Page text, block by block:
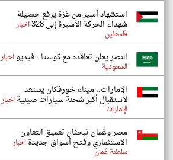
استشهاد أسير من غزة يرفع حصيلة
شهداء الحركة الأسيرة إلى 328 اخبار
فلسطين
النصر يعلن تعاقده مع كوستا.. فيديواخبار
السعودية
الإمارات.. ميناء خورفكان يستعد
لاستقبال أكبر شحنة سيارات صينيةاخبار
الإمارات
مصر وعُمان تبحثان تعميق التعاون
الاستثماري وفتح أسواق جديدةاخبار
سلطنة عُمان